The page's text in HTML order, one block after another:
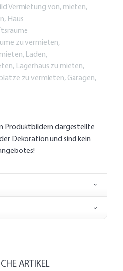
Vermietung von, mieten,
Haus
zu vermieten,
Laden,
Lagerhaus zu mieten,
zu vermieten, Garagen,
Produktbildern dargestellte
Dekoration und sind kein
ARTIKEL